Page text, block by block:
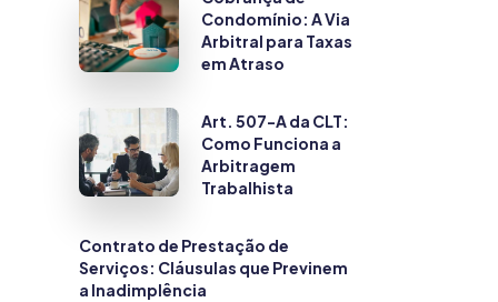
Condomínio: A Via
Arbitral para Taxas
em Atraso
Art. 507-A da CLT:
Como Funciona a
Arbitragem
Trabalhista
Contrato de Prestação de
Serviços: Cláusulas que Previnem
a Inadimplência